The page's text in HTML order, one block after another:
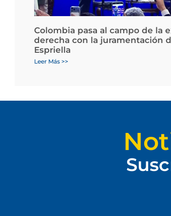
Colombia pasa al campo de la
derecha con la juramentación
Espriella
Leer Más >>